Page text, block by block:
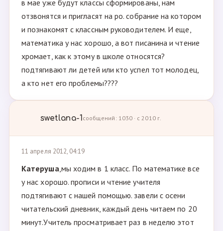
в мае уже будут классы сформированы, нам
отзвонятся и пригласят на ро. собрание на котором
и познакомят с классным руководителем. И еще,
математика у нас хорошо, а вот писанина и чтение
хромает, как к этому в школе относятся?
подтягивают ли детей или кто успел тот молодец,
а кто нет его проблемы????
swetlana-1сообщений: 1030 · с 2010 г.
11 апреля 2012, 04:19
Катеруша,мы ходим в 1 класс. По математике все
у нас хорошо. прописи и чтение учителя
подтягивают с нашей помощью. завели с осени
читательский дневник, каждый день читаем по 20
минут.Учитель просматривает раз в неделю этот